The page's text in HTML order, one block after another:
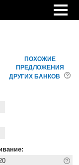
ПОХОЖИЕ
ПРЕДЛОЖЕНИЯ
ДРУГИХ БАНКОВ